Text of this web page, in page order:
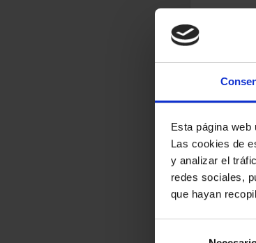
Esta página web
Las cookies de
y analizar el
redes sociales,
que hayan
Control
Sensor
Función
Longitud
Requiere